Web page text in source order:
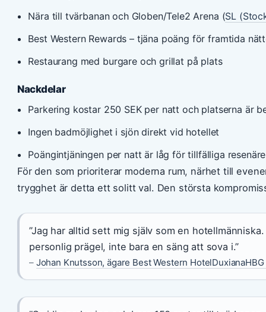
Nära till tvärbanan och Globen/Tele2 Arena (SL
Best Western Rewards – tjäna poäng för framtida
Restaurang med burgare och grillat på plats
Nackdelar
Parkering kostar 250 SEK per natt och platserna är
Ingen badmöjlighet i sjön direkt vid hotellet
Poängintjäningen per natt är låg för tillfälliga
För den som prioriterar moderna rum, närhet till
trygghet är detta ett solitt val. Den största
”Jag har alltid sett mig själv som en
personlig prägel, inte bara en säng att sova i.”
– Johan Knutsson, ägare Best Western